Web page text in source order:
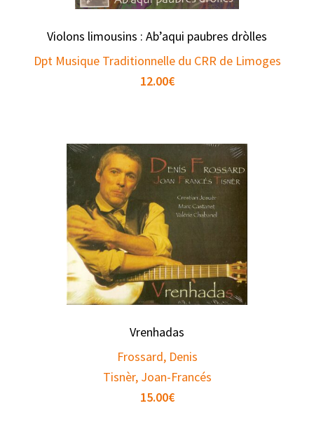
Violons limousins : Ab’aqui paubres dròlles
Dpt Musique Traditionnelle du CRR de Limoges
12.00€
Vrenhadas
Frossard, Denis
Tisnèr, Joan-Francés
15.00€